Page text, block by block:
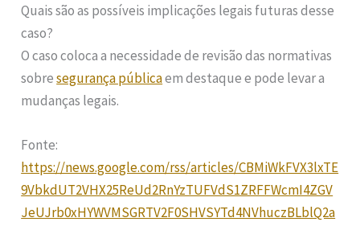
Quais são as possíveis implicações legais futuras desse
caso?
O caso coloca a necessidade de revisão das normativas
sobresegurança públicaem destaque e pode levar a
mudanças legais.
Fonte:
https://news.google.com/rss/articles/CBMiWkFVX3lxTE
9VbkdUT2VHX25ReUd2RnYzTUFVdS1ZRFFWcmI4ZGV
JeUJrb0xHYWVMSGRTV2F0SHVSYTd4NVhuczBLblQ2a